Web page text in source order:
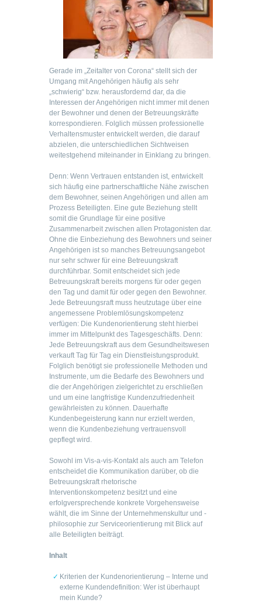
Gerade im „Zeitalter von Corona“ stellt sich der
Umgang mit Angehörigen häufig als sehr
„schwierig“ bzw. herausfordernd dar, da die
Interessen der Angehörigen nicht immer mit denen
der Bewohner und denen der Betreuungskräfte
korrespondieren. Folglich müssen professionelle
Verhaltensmuster entwickelt werden, die darauf
abzielen, die unterschiedlichen Sichtweisen
weitestgehend miteinander in Einklang zu bringen.
Denn: Wenn Vertrauen entstanden ist, entwickelt
sich häufig eine partnerschaftliche Nähe zwischen
dem Bewohner, seinen Angehörigen und allen am
Prozess Beteiligten. Eine gute Beziehung stellt
somit die Grundlage für eine positive
Zusammenarbeit zwischen allen Protagonisten dar.
Ohne die Einbeziehung des Bewohners und seiner
Angehörigen ist so manches Betreuungsangebot
nur sehr schwer für eine Betreuungskraft
durchführbar. Somit entscheidet sich jede
Betreuungskraft bereits morgens für oder gegen
den Tag und damit für oder gegen den Bewohner.
Jede Betreuungsraft muss heutzutage über eine
angemessene Problemlösungskompetenz
verfügen: Die Kundenorientierung steht hierbei
immer im Mittelpunkt des Tagesgeschäfts. Denn:
Jede Betreuungskraft aus dem Gesundheitswesen
verkauft Tag für Tag ein Dienstleistungsprodukt.
Folglich benötigt sie professionelle Methoden und
Instrumente, um die Bedarfe des Bewohners und
die der Angehörigen zielgerichtet zu erschließen
und um eine langfristige Kundenzufriedenheit
gewährleisten zu können. Dauerhafte
Kundenbegeisterung kann nur erzielt werden,
wenn die Kundenbeziehung vertrauensvoll
gepflegt wird.
Sowohl im Vis-a-vis-Kontakt als auch am Telefon
entscheidet die Kommunikation darüber, ob die
Betreuungskraft rhetorische
Interventionskompetenz besitzt und eine
erfolgversprechende konkrete Vorgehensweise
wählt, die im Sinne der Unternehmenskultur und -
philosophie zur Serviceorientierung mit Blick auf
alle Beteiligten beiträgt.
Inhalt
Kriterien der Kundenorientierung – Interne und
externe Kundendefinition: Wer ist überhaupt
mein Kunde?